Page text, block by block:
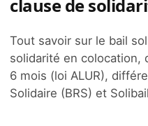
clause de
Tout savoir sur le bail
solidarité en colocation,
6 mois (loi ALUR),
Solidaire (BRS) et